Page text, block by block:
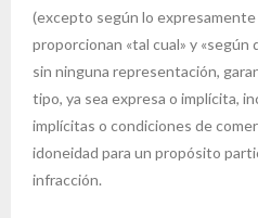
(excepto según lo
proporcionan «tal cual» y «según
sin ninguna representación,
tipo, ya sea expresa o implícita,
implícitas o condiciones de
idoneidad para un propósito
infracción.